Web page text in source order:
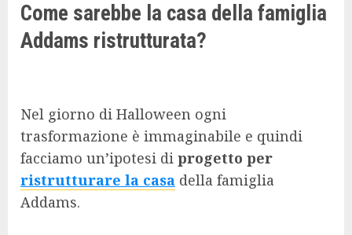
Come sarebbe la casa della famiglia
Addams ristrutturata?
Nel giorno di Halloween ogni
trasformazione è immaginabile e quindi
facciamo un’ipotesi di progetto per
ristrutturare la casa della famiglia
Addams.